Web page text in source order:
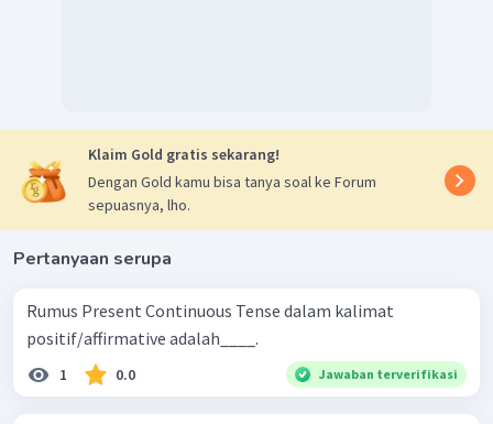
Klaim Gold gratis sekarang!
Dengan Gold kamu bisa tanya soal ke Forum
sepuasnya, lho.
Pertanyaan serupa
Rumus Present Continuous Tense dalam kalimat
positif/affirmative adalah____.
1 0.0 Jawaban terverifikasi